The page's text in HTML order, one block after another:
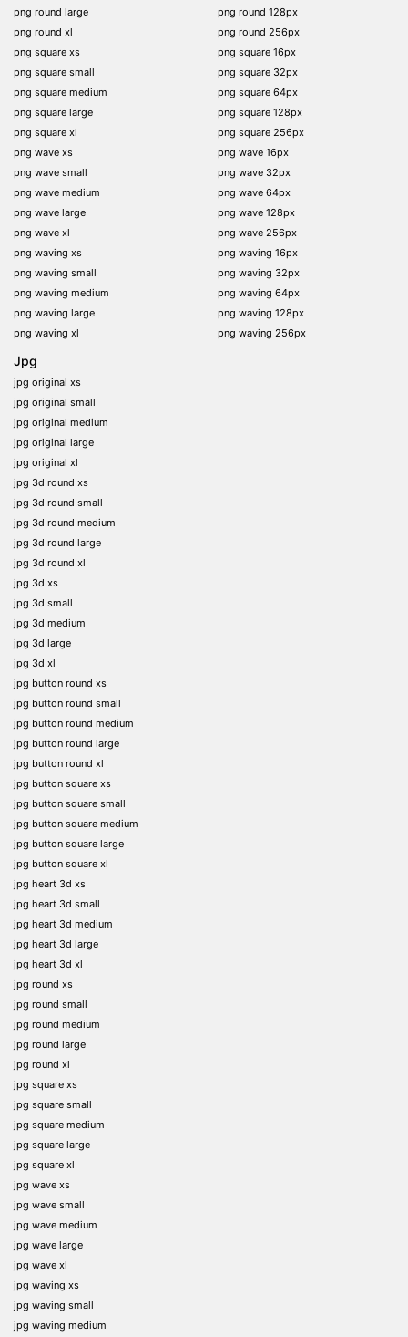
png round large
png round xl
png square xs
png square small
png square medium
png square large
png square xl
png wave xs
png wave small
png wave medium
png wave large
png wave xl
png waving xs
png waving small
png waving medium
png waving large
png waving xl
png round 128px
png round 256px
png square 16px
png square 32px
png square 64px
png square 128px
png square 256px
png wave 16px
png wave 32px
png wave 64px
png wave 128px
png wave 256px
png waving 16px
png waving 32px
png waving 64px
png waving 128px
png waving 256px
Jpg
jpg original xs
jpg original small
jpg original medium
jpg original large
jpg original xl
jpg 3d round xs
jpg 3d round small
jpg 3d round medium
jpg 3d round large
jpg 3d round xl
jpg 3d xs
jpg 3d small
jpg 3d medium
jpg 3d large
jpg 3d xl
jpg button round xs
jpg button round small
jpg button round medium
jpg button round large
jpg button round xl
jpg button square xs
jpg button square small
jpg button square medium
jpg button square large
jpg button square xl
jpg heart 3d xs
jpg heart 3d small
jpg heart 3d medium
jpg heart 3d large
jpg heart 3d xl
jpg round xs
jpg round small
jpg round medium
jpg round large
jpg round xl
jpg square xs
jpg square small
jpg square medium
jpg square large
jpg square xl
jpg wave xs
jpg wave small
jpg wave medium
jpg wave large
jpg wave xl
jpg waving xs
jpg waving small
jpg waving medium